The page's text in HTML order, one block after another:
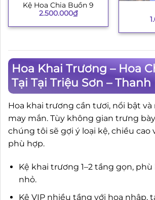
Kệ Hoa Chia Buồn 9
2.500.000₫
Hoa Khai Trương – Hoa
Tại Tại Triệu Sơn – Thanh
Hoa khai trương cần tươi, nổi bật
may mắn. Tùy không gian trưng
chúng tôi sẽ gợi ý loại kệ, chiều cao
phù hợp.
Kệ khai trương 1–2 tầng gọn,
nhỏ.
Kệ VIP nhiều tầng với hoa nhập,